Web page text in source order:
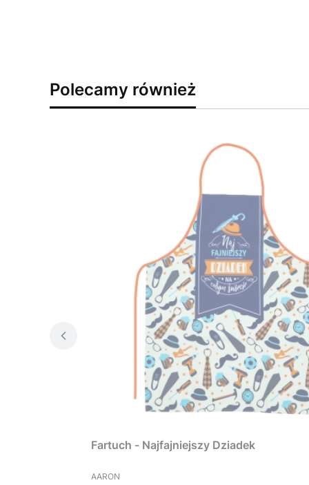
Polecamy również
Fartuch - Najfajniejszy Dziadek
PRODUCENT
AARON